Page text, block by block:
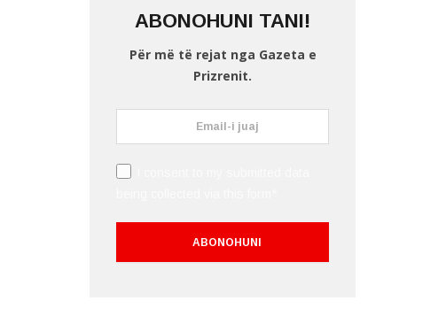
ABONOHUNI TANI!
Për më të rejat nga Gazeta e
Prizrenit.